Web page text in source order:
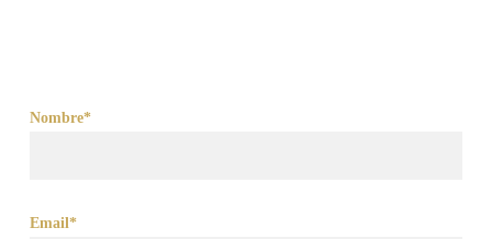
Nombre*
Email*